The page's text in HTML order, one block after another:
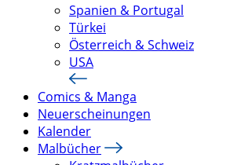
Spanien & Portugal
Türkei
Österreich & Schweiz
USA
Comics & Manga
Neuerscheinungen
Kalender
Malbücher